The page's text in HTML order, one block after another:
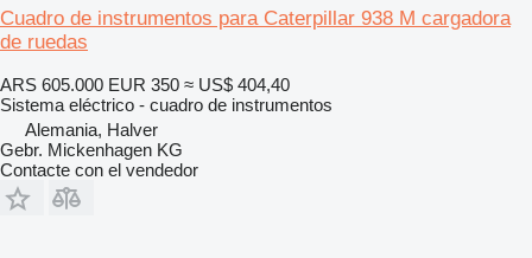
Cuadro de instrumentos para Caterpillar 938 M cargadora
de ruedas
ARS 605.000 EUR 350 ≈ US$ 404,40
Sistema eléctrico - cuadro de instrumentos
Alemania, Halver
Gebr. Mickenhagen KG
Contacte con el vendedor